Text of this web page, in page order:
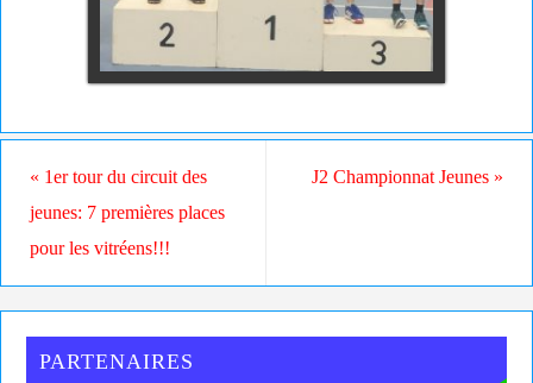
« 1er tour du circuit des
jeunes: 7 premières places
pour les vitréens!!!
J2 Championnat Jeunes »
PARTENAIRES